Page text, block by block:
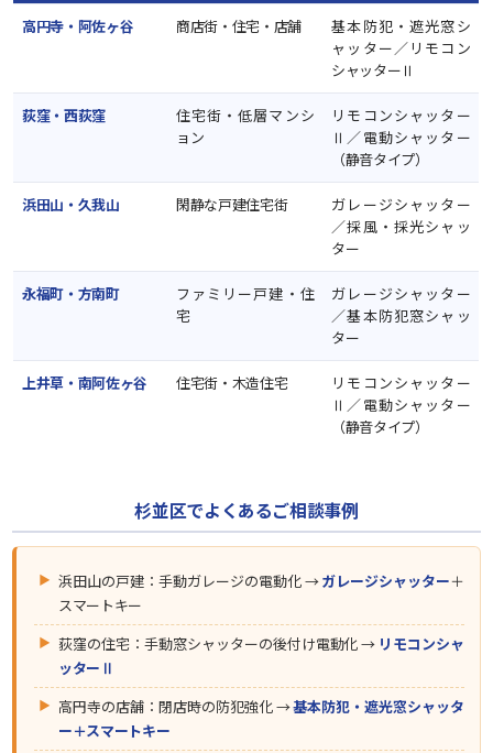
高円寺・阿佐ヶ谷 商店街・住宅・店舗
基本防犯・遮光窓シ
ャッター／リモコン
シャッターⅡ
荻窪・西荻窪
住宅街・低層マンシ
ョン
リモコンシャッター
Ⅱ／電動シャッター
（静音タイプ）
浜田山・久我山 閑静な戸建住宅街
ガレージシャッター
／採風・採光シャッ
ター
永福町・方南町
ファミリー戸建・住
宅
ガレージシャッター
／基本防犯窓シャッ
ター
上井草・南阿佐ヶ谷 住宅街・木造住宅
リモコンシャッター
Ⅱ／電動シャッター
（静音タイプ）
杉並区でよくあるご相談事例
浜田山の戸建：手動ガレージの電動化 →ガレージシャッター＋
スマートキー
荻窪の住宅：手動窓シャッターの後付け電動化 → リモコンシャ
ッターⅡ
高円寺の店舗：閉店時の防犯強化 →基本防犯・遮光窓シャッタ
ー＋スマートキー